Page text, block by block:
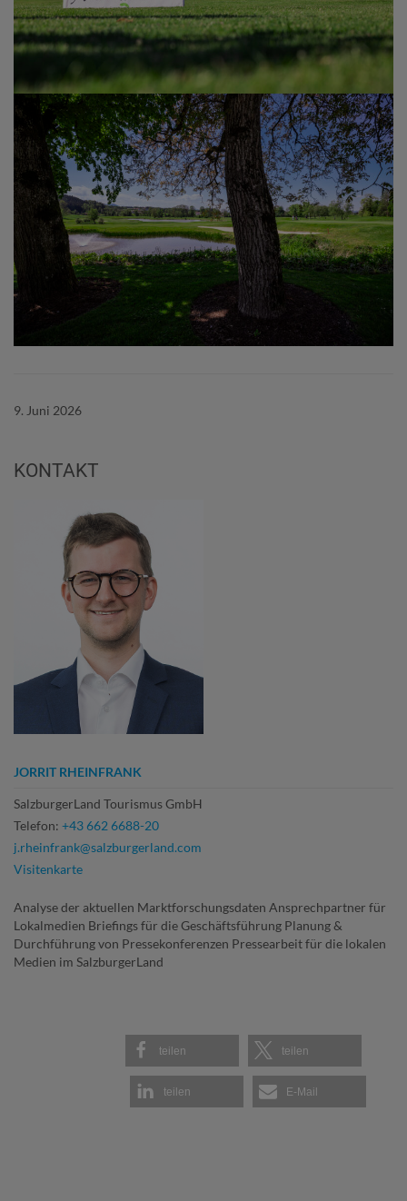
9. Juni 2026
KONTAKT
JORRIT RHEINFRANK
SalzburgerLand Tourismus GmbH
Telefon: +43 662 6688-20
j.rheinfrank@salzburgerland.com
Visitenkarte
Analyse der aktuellen Marktforschungsdaten Ansprechpartner für
Lokalmedien Briefings für die Geschäftsführung Planung &
Durchführung von Pressekonferenzen Pressearbeit für die lokalen
Medien im SalzburgerLand
teilen teilen
teilen E-Mail